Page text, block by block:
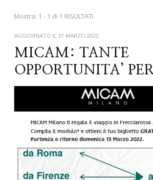
Mostra: 1 - 1 di 1 RISULTATI
AGGIORNATO IL 21 MARZO 2022
MICAM: TANTE
OPPORTUNITA’